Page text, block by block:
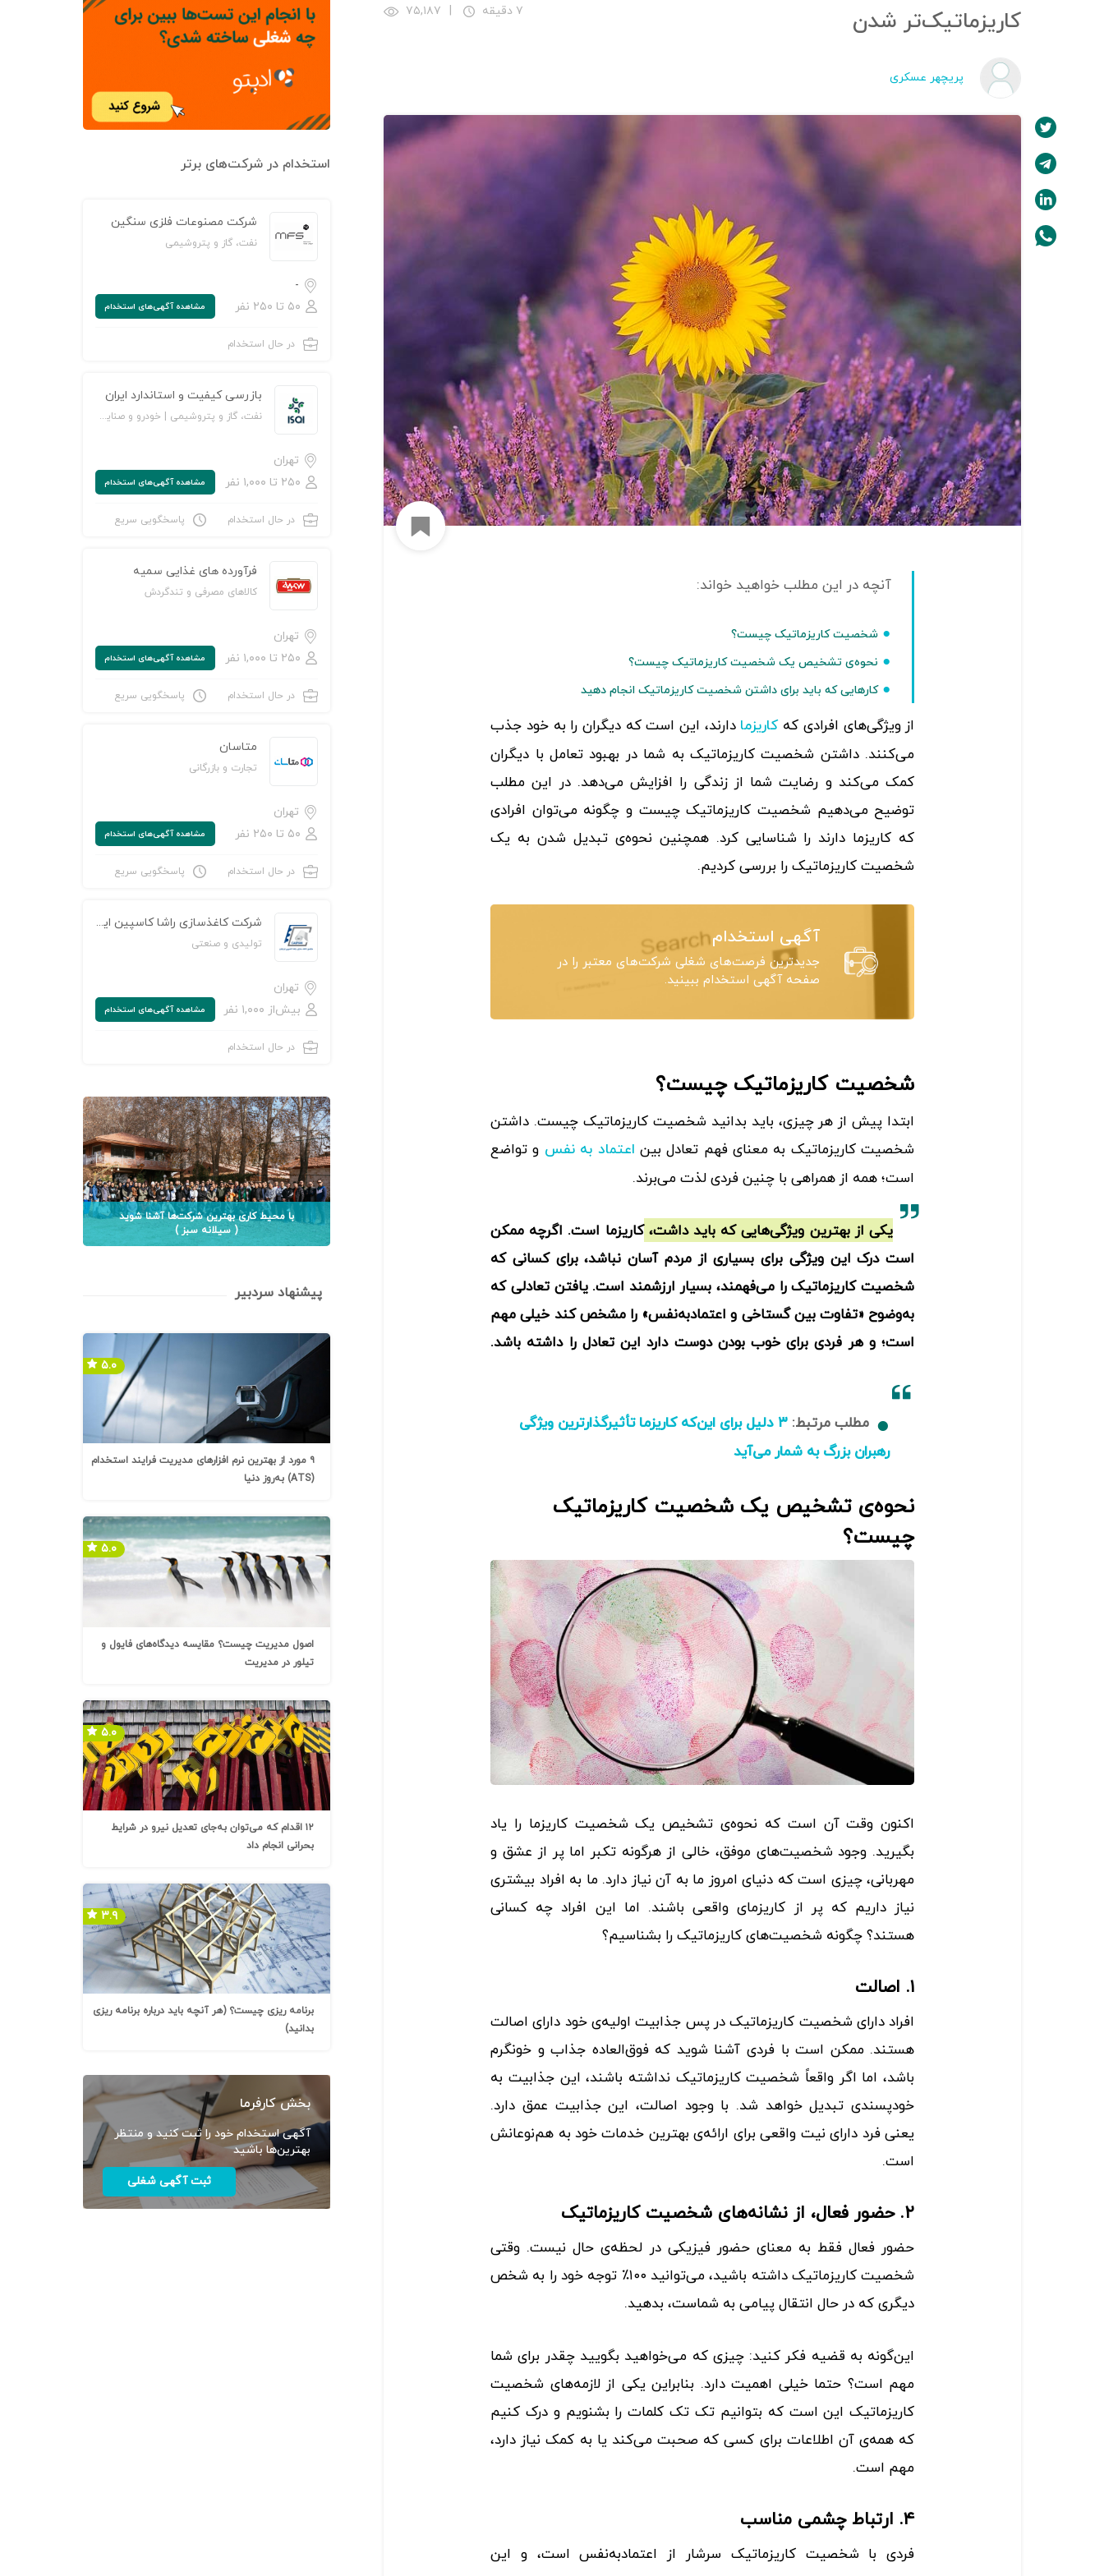
کاریزماتیک‌تر شدن
۷ دقیقه | ۷۵,۱۸۷
پریچهر عسکری
افزودن به لیست علاقه‌مندی‌ها
شخصیت کاریزماتیک چیست؟
نحوه‌ی تشخیص یک شخصیت کاریزماتیک چیست؟
کارهایی که باید برای داشتن شخصیت کاریزماتیک انجام دهید
از ویژگی‌های افرادی کهکاریزما دارند، این است که دیگران را به خود جذب
می‌کنند. داشتن شخصیت کاریزماتیک به شما در بهبود تعامل با دیگران
کمک می‌کند و رضایت شما از زندگی را افزایش می‌دهد. در این مطلب
توضیح می‌دهیم شخصیت کاریزماتیک چیست و چگونه می‌توان افرادی
که کاریزما دارند را شناسایی کرد. همچنین نحوه‌ی تبدیل شدن به یک
شخصیت کاریزماتیک را بررسی کردیم.
آگهی استخدام
جدیدترین فرصت‌های شغلی شرکت‌های معتبر را در
صفحه آگهی استخدام ببینید.
شخصیت کاریزماتیک چیست؟
ابتدا پیش از هر چیزی، باید بدانید شخصیت کاریزماتیک چیست. داشتن
شخصیت کاریزماتیک به معنای فهم تعادل بین اعتماد‌ به نفس و تواضع
است؛ همه از همراهی با چنین فردی لذت می‌برند.
یکی از بهترین ویژگی‌هایی که باید داشت، کاریزما است. اگرچه ممکن
است درک این ویژگی برای بسیاری از مردم آسان نباشد، برای کسانی که
شخصیت کاریزماتیک را می‌فهمند، بسیار ارزشمند است. یافتن تعادلی که
به‌وضوح «تفاوت بین گستاخی و اعتماد‌به‌نفس» را مشخص کند خیلی مهم
است؛ و هر فردی برای خوب بودن دوست دارد این تعادل را داشته باشد.
مطلب مرتبط:
۳ دلیل برای این‌که کاریزما تأثیرگذارترین ویژگی
رهبران بزرگ به شمار می‌آید
نحوه‌ی تشخیص یک شخصیت کاریزماتیک
چیست؟
اکنون وقت آن است که نحوه‌ی تشخیص یک شخصیت کاریزما را یاد
بگیرید. وجود شخصیت‌های موفق، خالی از هرگونه تکبر اما پر از عشق و
مهربانی، چیزی است که دنیای امروز ما به آن نیاز دارد. ما به افراد بیشتری
نیاز داریم که پر از کاریزمای واقعی باشند. اما این افراد چه کسانی
هستند؟ چگونه شخصیت‌های کاریزماتیک را بشناسیم؟
۱. اصالت
افراد دارای شخصیت کاریزماتیک در پس جذابیت اولیه‌ی خود دارای اصالت
هستند. ممکن است با فردی آشنا شوید که فوق‌العاده جذاب و خونگرم
باشد، اما اگر واقعاً شخصیت کاریزماتیک نداشته باشند، این جذابیت به
خودپسندی تبدیل خواهد شد. با وجود اصالت، این جذابیت عمق دارد.
یعنی فرد دارای نیت واقعی برای ارائه‌ی بهترین خدمات‌ خود به هم‌نوعانش
است.
۲. حضور فعال، از نشانه‌های شخصیت کاریزماتیک
حضور فعال فقط به معنای حضور فیزیکی در لحظه‌ی حال نیست. وقتی
شخصیت کاریزماتیک داشته باشید، می‌توانید ۱۰۰٪ توجه خود را به شخص
دیگری که در حال انتقال پیامی به شماست، بدهید.
این‌گونه به قضیه فکر کنید: چیزی که می‌خواهید بگویید چقدر برای شما
مهم است؟ حتما خیلی اهمیت دارد. بنابراین یکی از لازمه‌های شخصیت
کاریزماتیک این است که بتوانیم تک ‌تک کلمات را بشنویم و درک کنیم
که همه‌ی آن‌ اطلاعات برای کسی که صحبت می‌کند یا به کمک نیاز دارد،
مهم است.
۴. ارتباط چشمی ‌مناسب
فردی با شخصیت کاریزماتیک سرشار از اعتمادبه‌نفس است، و این
استخدام در شرکت‌های برتر
شرکت مصنوعات فلزی سنگین
نفت، گاز و پتروشیمی
-
۵۰ تا ۲۵۰ نفر
مشاهده‌ آگهی‌های استخدام
در حال استخدام
بازرسی کیفیت و استاندارد ایران
نفت، گاز و پتروشیمی | خودرو و صنایع وابسته | خدمات سازمانی/ مشاوره مدیریت | خدمات مهندسی و تخصصی | آموزش و پژوهش
تهران
۲۵۰ تا ۱,۰۰۰ نفر
مشاهده‌ آگهی‌های استخدام
در حال استخدام پاسخگویی سریع
فرآورده های غذایی سمیه
کالاهای مصرفی و تندگردش
تهران
۲۵۰ تا ۱,۰۰۰ نفر
مشاهده‌ آگهی‌های استخدام
در حال استخدام پاسخگویی سریع
متاسان
تجارت و بازرگانی
تهران
۵۰ تا ۲۵۰ نفر
مشاهده‌ آگهی‌های استخدام
در حال استخدام پاسخگویی سریع
شرکت کاغذسازی راشا کاسپین ایرانیان
تولیدی و صنعتی
تهران
بیش‌از ۱,۰۰۰ نفر
مشاهده‌ آگهی‌های استخدام
در حال استخدام
با محیط کاری بهترین شرکت‌ها آشنا شوید
( سیلانه سبز )
پیشنهاد سردبیر
۹ مورد از بهترین نرم افزارهای مدیریت فرایند استخدام
(ATS) به‌روز دنیا
۵.۰
اصول مدیریت چیست؟ مقایسه دیدگاه‌های فایول و
تیلور در مدیریت
۵.۰
۱۲ اقدام که می‌توان به‌جای تعدیل نیرو در شرایط
بحرانی انجام داد
۵.۰
برنامه ریزی چیست؟ (هر آنچه باید درباره برنامه ریزی
بدانید)
۳.۹
بخش کارفرما
آگهی استخدام خود را ثبت کنید و منتظر
بهترین‌ها باشید
ثبت آگهی شغلی